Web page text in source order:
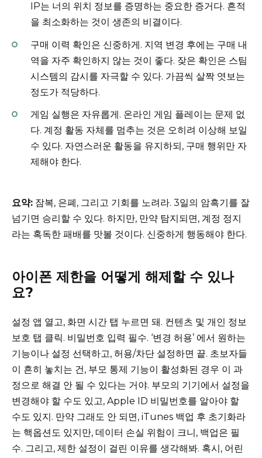
IP는 너의 위치 정보를 증명하는 중요한 증거다. 흔적
을 최소화하는 것이 생존의 비결이다.
구매 이력 확인은 신중하게. 지역 변경 후에는 구매 내
역을 자주 확인하지 않는 것이 좋다. 잦은 확인은 스팀
시스템의 감시를 자극할 수 있다. 가끔씩 살짝 엿보는
정도가 적당하다.
게임 실행은 자유롭게. 온라인 게임 플레이는 문제 없
다. 계정 활동 자체를 멈추는 것은 오히려 이상해 보일
수 있다. 자연스러운 활동을 유지하되, 구매 행위만 자
제해야 한다.
요약: 잠복, 은폐, 그리고 기회를 노려라. 3일의 암흑기를 잘
넘기면 승리할 수 있다. 하지만, 만약 탐지되면, 계정 정지
라는 혹독한 패배를 맛볼 것이다. 신중하게 행동해야 한다.
아이폰 제한을 어떻게 해제할 수 있나
요?
설정 앱 열고, 화면 시간 탭 누르면 돼. 컨텐츠 및 개인 정보
보호 탭 클릭. 비밀번호 입력 필수. ‘변경 허용’ 에서 원하는
기능이나 설정 선택하고, 허용/차단 설정하면 끝. 초보자들
이 흔히 놓치는 건, 부모 통제 기능이 활성화된 경우 이 과
정으로 해결 안 될 수 있다는 거야. 부모의 기기에서 설정을
변경해야 할 수도 있고, Apple ID 비밀번호를 알아야 할
수도 있지. 만약 그래도 안 되면, iTunes 백업 후 초기화라
는 핵옵션도 있지만, 데이터 손실 위험이 크니, 백업은 필
수. 그리고, 제한 설정이 걸린 이유를 생각해봐. 혹시, 어린